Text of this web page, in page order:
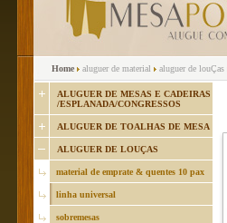
Home aluguer de material aluguer de louÇas
ALUGUER DE MESAS E CADEIRAS
/ESPLANADA/CONGRESSOS
ALUGUER DE TOALHAS DE MESA
ALUGUER DE LOUÇAS
material de emprate & quentes 10 pax
linha universal
sobremesas